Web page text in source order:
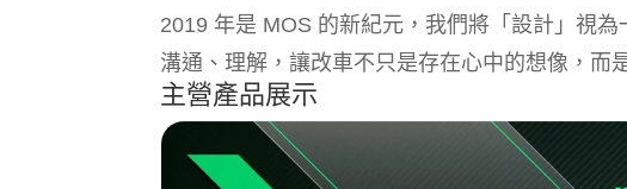
2019 年是 MOS 的新紀元，我們將「設計」視
溝通、理解，讓改車不只是存在心中的想像，而
主營產品展示